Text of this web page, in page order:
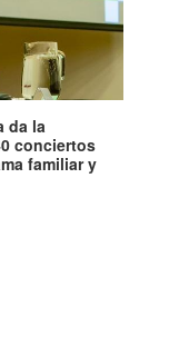
da la
conciertos
familiar y